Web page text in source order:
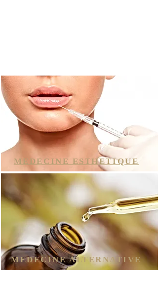
MEDECINE ESTHETIQUE
MEDECINE ALTERNATIVE